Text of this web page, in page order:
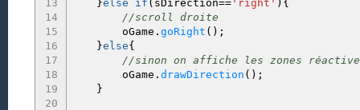
48
49
50
51
52
53
//on commencera la boucle de
//dans N secondes
setTimeout
13
14
15
16
17
18
19
20
}else if ( sDirection=='right' ) {
//scroll droite
oGame. goRight ( ) ;
}else{
//sinon on affiche les zones
oGame. drawDirection ( ) ;
}